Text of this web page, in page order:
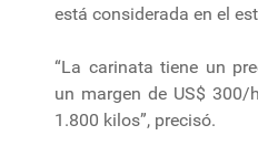
está considerada en el
“La carinata tiene un
un margen de US$
1.800 kilos”, precisó.